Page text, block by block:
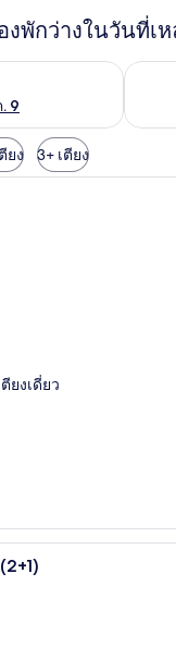
พักว่างในวันที่เ
9
งในคืนนี้ ส.ค. 8 - ส.ค
ตรวจ
ยง 3+ เตียง
ห้องดีลักซ์ | เครื่องน
ยงเดี่ยว
เครื่องนอนระดับพรีเ